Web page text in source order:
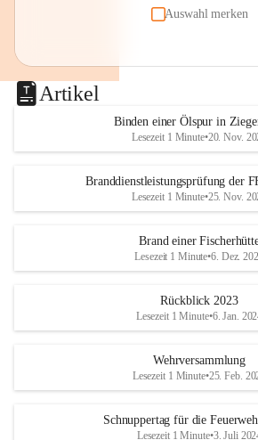
Auswahl merken
Artikel
Binden einer Ölspur in
Lesezeit 1 Minute•20. Nov.
Branddienstleistungsprüfung der
Lesezeit 1 Minute•25. Nov.
Brand einer
Lesezeit 1 Minute•6. Dez.
Rückblick 2023
Lesezeit 1 Minute•6. Jan.
Wehrversammlung
Lesezeit 1 Minute•25. Feb.
Schnuppertag für die
Lesezeit 1 Minute•3. Juli